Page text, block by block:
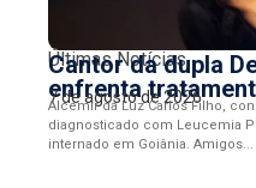
Últimas Notícias
Cantor da dupla
enfrenta
7 de agosto de 2026
Alcemir da Luz Carlos Filho,
diagnosticado com Leucemia
internado em Goiânia. Amigos...